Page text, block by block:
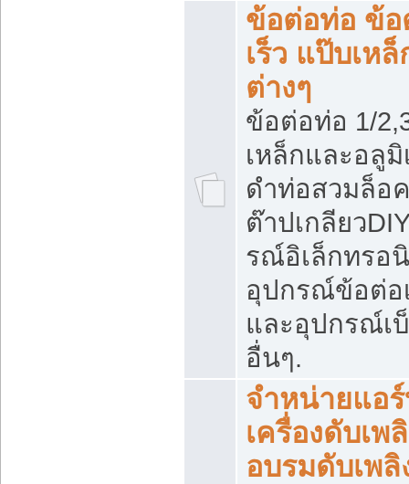
ข้อต่อท่อ ข้อ
เร็ว แป๊บเห
ต่างๆ
ข้อต่อท่อ 1/
เหล็กและอลู
ดำท่อสวมล็อ
ต๊าปเกลียว
รณ์อิเล็กทรอ
อุปกรณ์ข้อต่อ
และอุปกรณ์เ
อื่นๆ.
จำหน่ายแอ
เครื่องดับเพ
อบรมดับเพลิ